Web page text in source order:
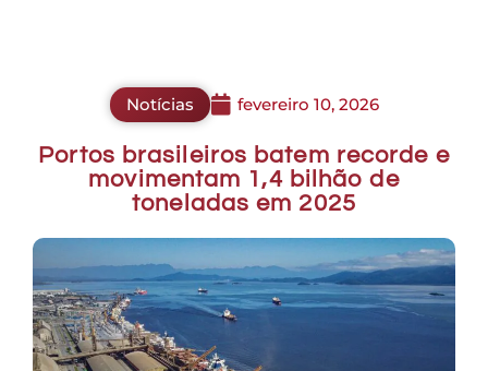
Notícias fevereiro 10, 2026
Portos brasileiros batem recorde e
movimentam 1,4 bilhão de
toneladas em 2025